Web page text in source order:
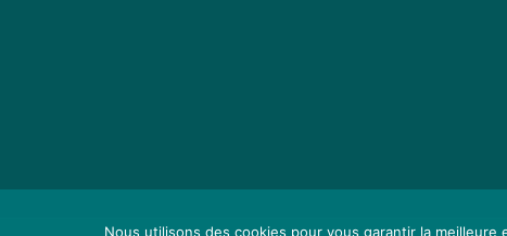
Nous utilisons des cookies pour vous garantir la